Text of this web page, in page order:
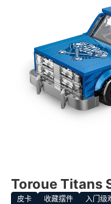
Toroue Titans
皮卡 收藏摆件 入门级